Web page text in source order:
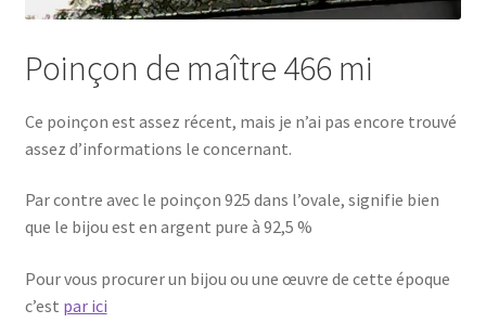
Poinçon de maître 466 mi
Ce poinçon est assez récent, mais je n’ai pas encore trouvé
assez d’informations le concernant.
Par contre avec le poinçon 925 dans l’ovale, signifie bien
que le bijou est en argent pure à 92,5 %
Pour vous procurer un bijou ou une œuvre de cette époque
c’est par ici